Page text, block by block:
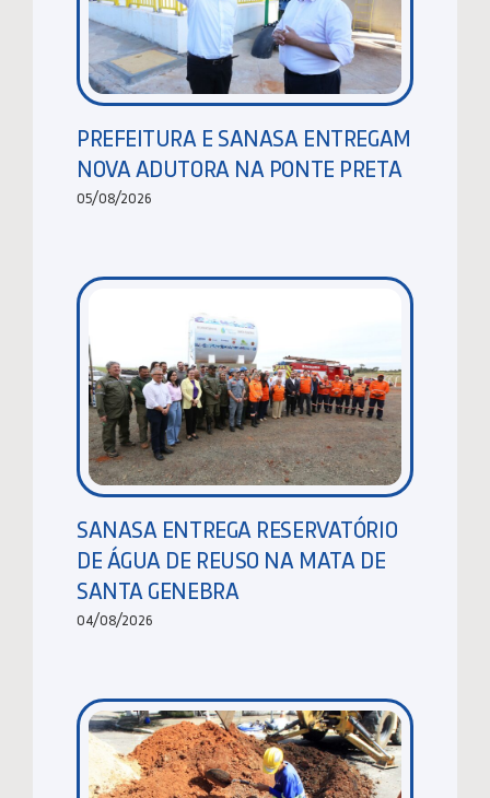
PREFEITURA E SANASA ENTREGAM
NOVA ADUTORA NA PONTE PRETA
05/08/2026
SANASA ENTREGA RESERVATÓRIO
DE ÁGUA DE REUSO NA MATA DE
SANTA GENEBRA
04/08/2026